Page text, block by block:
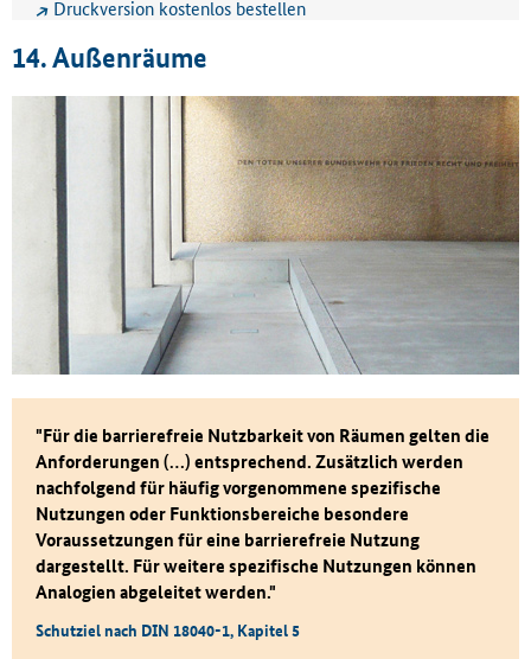
Druckversion kostenlos bestellen
14. Außenräume
"Für die barrierefreie Nutzbarkeit von Räumen gelten die
Anforderungen (…) entsprechend. Zusätzlich werden
nachfolgend für häufig vorgenommene spezifische
Nutzungen oder Funktionsbereiche besondere
Voraussetzungen für eine barrierefreie Nutzung
dargestellt. Für weitere spezifische Nutzungen können
Analogien abgeleitet werden."
Schutziel nach DIN 18040-1, Kapitel 5